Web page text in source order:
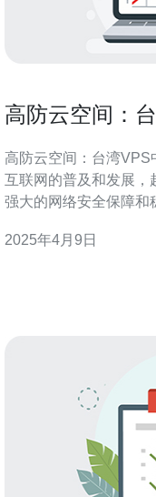
高防云空间：
高防云空间：台湾VPS中
互联网的普及和发展，
强大的网络安全保障和
佳选择。 中华电信的高防云空间采用先进的网络设备
2025年4月9日